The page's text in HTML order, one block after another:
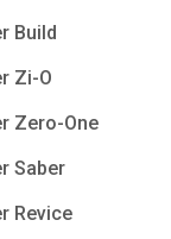
Build
Zi-O
Zero-One
Saber
Revice